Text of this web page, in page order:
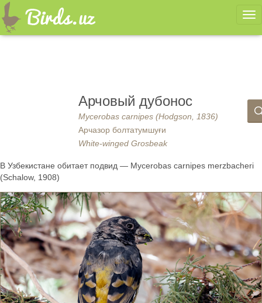
Арчовый дубонос
Mycerobas carnipes (Hodgson, 1836)
Арчазор болтатумшуғи
White-winged Grosbeak
В Узбекистане обитает подвид — Mycerobas carnipes merzbacheri
(Schalow, 1908)